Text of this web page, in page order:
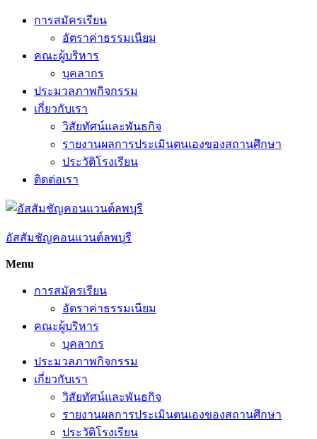
Skip
การสมัครเรียน
อัตราค่าธรรมเนียม
คณะผู้บริหาร
บุคลากร
ประมวลภาพกิจกรรม
เกี่ยวกับเรา
วิสัยทัศน์และพันธกิจ
รายงานผลการประเมินตนเองของสถานศึกษา
ประวัติโรงเรียน
ติดต่อเรา
อัสสัมชัญคอนแวนต์ลพบุรี
Menu
การสมัครเรียน
อัตราค่าธรรมเนียม
คณะผู้บริหาร
บุคลากร
ประมวลภาพกิจกรรม
เกี่ยวกับเรา
วิสัยทัศน์และพันธกิจ
รายงานผลการประเมินตนเองของสถานศึกษา
ประวัติโรงเรียน